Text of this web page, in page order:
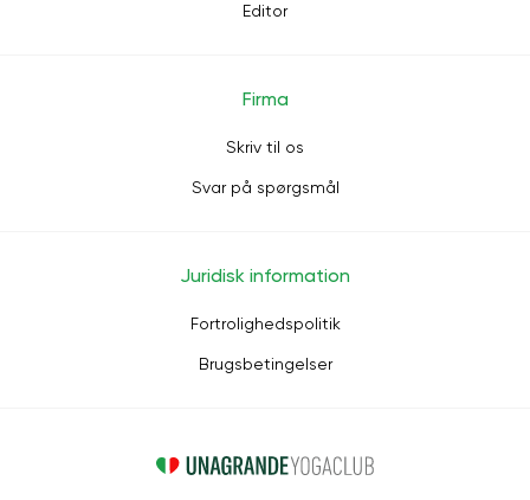
Editor
Firma
Skriv til os
Svar på spørgsmål
Juridisk information
Fortrolighedspolitik
Brugsbetingelser